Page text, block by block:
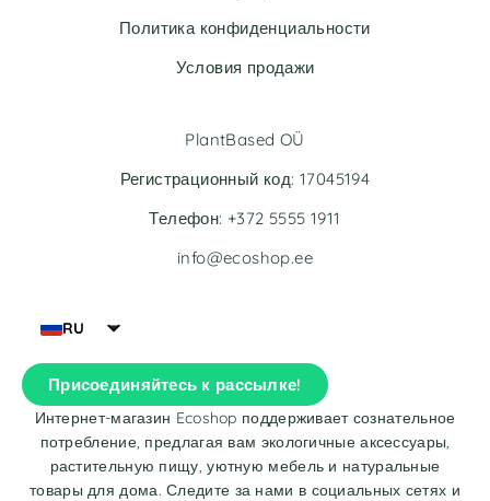
Политика конфиденциальности
Условия продажи
RU
Присоединяйтесь к рассылке!
Интернет-магазин Ecoshop поддерживает сознательное
потребление, предлагая вам экологичные аксессуары,
растительную пищу, уютную мебель и натуральные
товары для дома. Следите за нами в социальных сетях и
PlantBased OÜ
Регистрационный код: 17045194
Телефон: +372 5555 1911
info@ecoshop.ee